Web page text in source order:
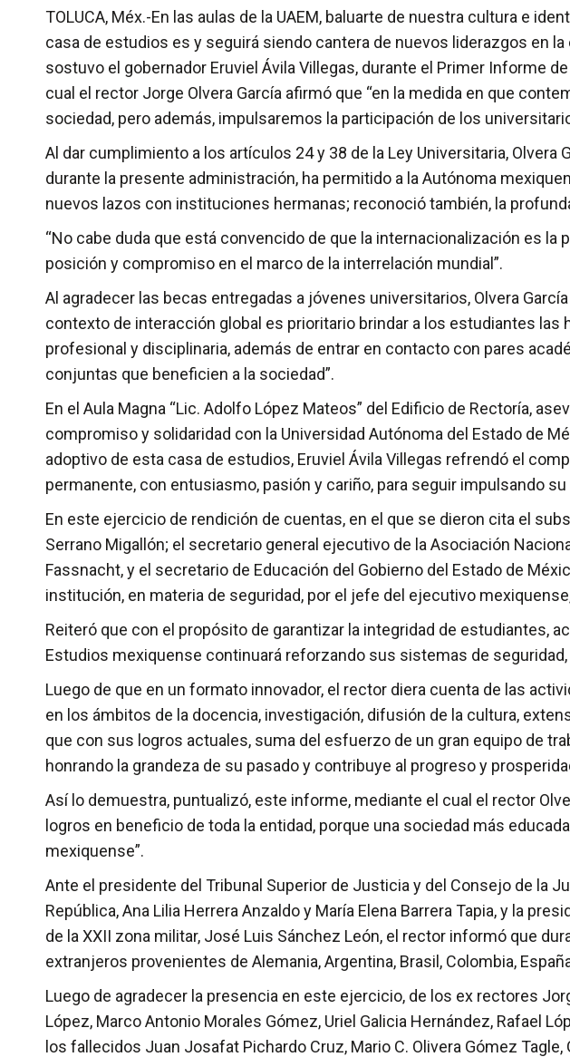
TOLUCA, Méx.-En las aulas de la UAEM, baluarte de nuestra cultura e
casa de estudios es y seguirá siendo cantera de nuevos liderazgos en
sostuvo el gobernador Eruviel Ávila Villegas, durante el Primer Informe
cual el rector Jorge Olvera García afirmó que “en la medida en que
sociedad, pero además, impulsaremos la participación de los
Al dar cumplimiento a los artículos 24 y 38 de la Ley Universitaria,
durante la presente administración, ha permitido a la Autónoma
nuevos lazos con instituciones hermanas; reconoció también, la
“No cabe duda que está convencido de que la internacionalización es
posición y compromiso en el marco de la interrelación mundial”.
Al agradecer las becas entregadas a jóvenes universitarios, Olvera
contexto de interacción global es prioritario brindar a los estudiantes
profesional y disciplinaria, además de entrar en contacto con pares
conjuntas que beneficien a la sociedad”.
En el Aula Magna “Lic. Adolfo López Mateos” del Edificio de Rectoría,
compromiso y solidaridad con la Universidad Autónoma del Estado de
adoptivo de esta casa de estudios, Eruviel Ávila Villegas refrendó el
permanente, con entusiasmo, pasión y cariño, para seguir impulsando
En este ejercicio de rendición de cuentas, en el que se dieron cita el
Serrano Migallón; el secretario general ejecutivo de la Asociación
Fassnacht, y el secretario de Educación del Gobierno del Estado de
institución, en materia de seguridad, por el jefe del ejecutivo
Reiteró que con el propósito de garantizar la integridad de estudiantes,
Estudios mexiquense continuará reforzando sus sistemas de
Luego de que en un formato innovador, el rector diera cuenta de las
en los ámbitos de la docencia, investigación, difusión de la cultura,
que con sus logros actuales, suma del esfuerzo de un gran equipo de
honrando la grandeza de su pasado y contribuye al progreso y
Así lo demuestra, puntualizó, este informe, mediante el cual el rector
logros en beneficio de toda la entidad, porque una sociedad más
mexiquense”.
Ante el presidente del Tribunal Superior de Justicia y del Consejo de la
República, Ana Lilia Herrera Anzaldo y María Elena Barrera Tapia, y la
de la XXII zona militar, José Luis Sánchez León, el rector informó que
extranjeros provenientes de Alemania, Argentina, Brasil, Colombia,
Luego de agradecer la presencia en este ejercicio, de los ex rectores
López, Marco Antonio Morales Gómez, Uriel Galicia Hernández, Rafael
los fallecidos Juan Josafat Pichardo Cruz, Mario C. Olivera Gómez